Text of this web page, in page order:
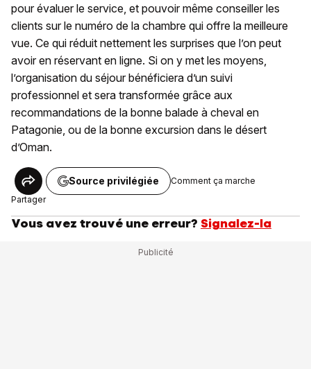
pour évaluer le service, et pouvoir même conseiller les
clients sur le numéro de la chambre qui offre la meilleure
vue. Ce qui réduit nettement les surprises que l’on peut
avoir en réservant en ligne. Si on y met les moyens,
l’organisation du séjour bénéficiera d’un suivi
professionnel et sera transformée grâce aux
recommandations de la bonne balade à cheval en
Patagonie, ou de la bonne excursion dans le désert
d’Oman.
Partager
Source privilégiée Comment ça marche
Vous avez trouvé une erreur? Signalez-la